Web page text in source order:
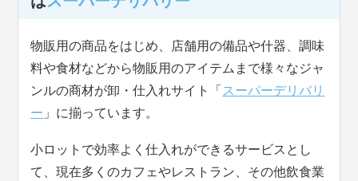
物販用の商品をはじめ、店舗用の備品や什器、調味
料や食材などから物販用のアイテムまで様々なジャ
ンルの商材が卸・仕入れサイト「 スーパーデリバリ
ー 」に揃っています。
小ロットで効率よく仕入れができるサービスとし
て、現在多くのカフェやレストラン、その他飲食業